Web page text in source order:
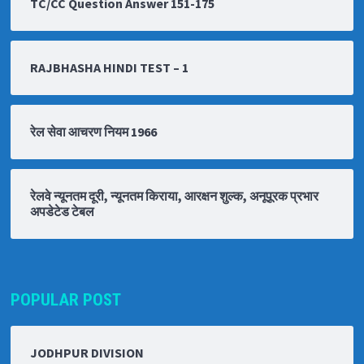
RAJBHASHA HINDI TEST – 1
रेल सेवा आचरण नियम 1966
रेलवे न्यूनतम दूरी, न्यूनतम किराया, आरक्षन शुल्क, अनूपूरक प्रभार
अपडेटेड टेबल
POPULAR POST
JODHPUR DIVISION